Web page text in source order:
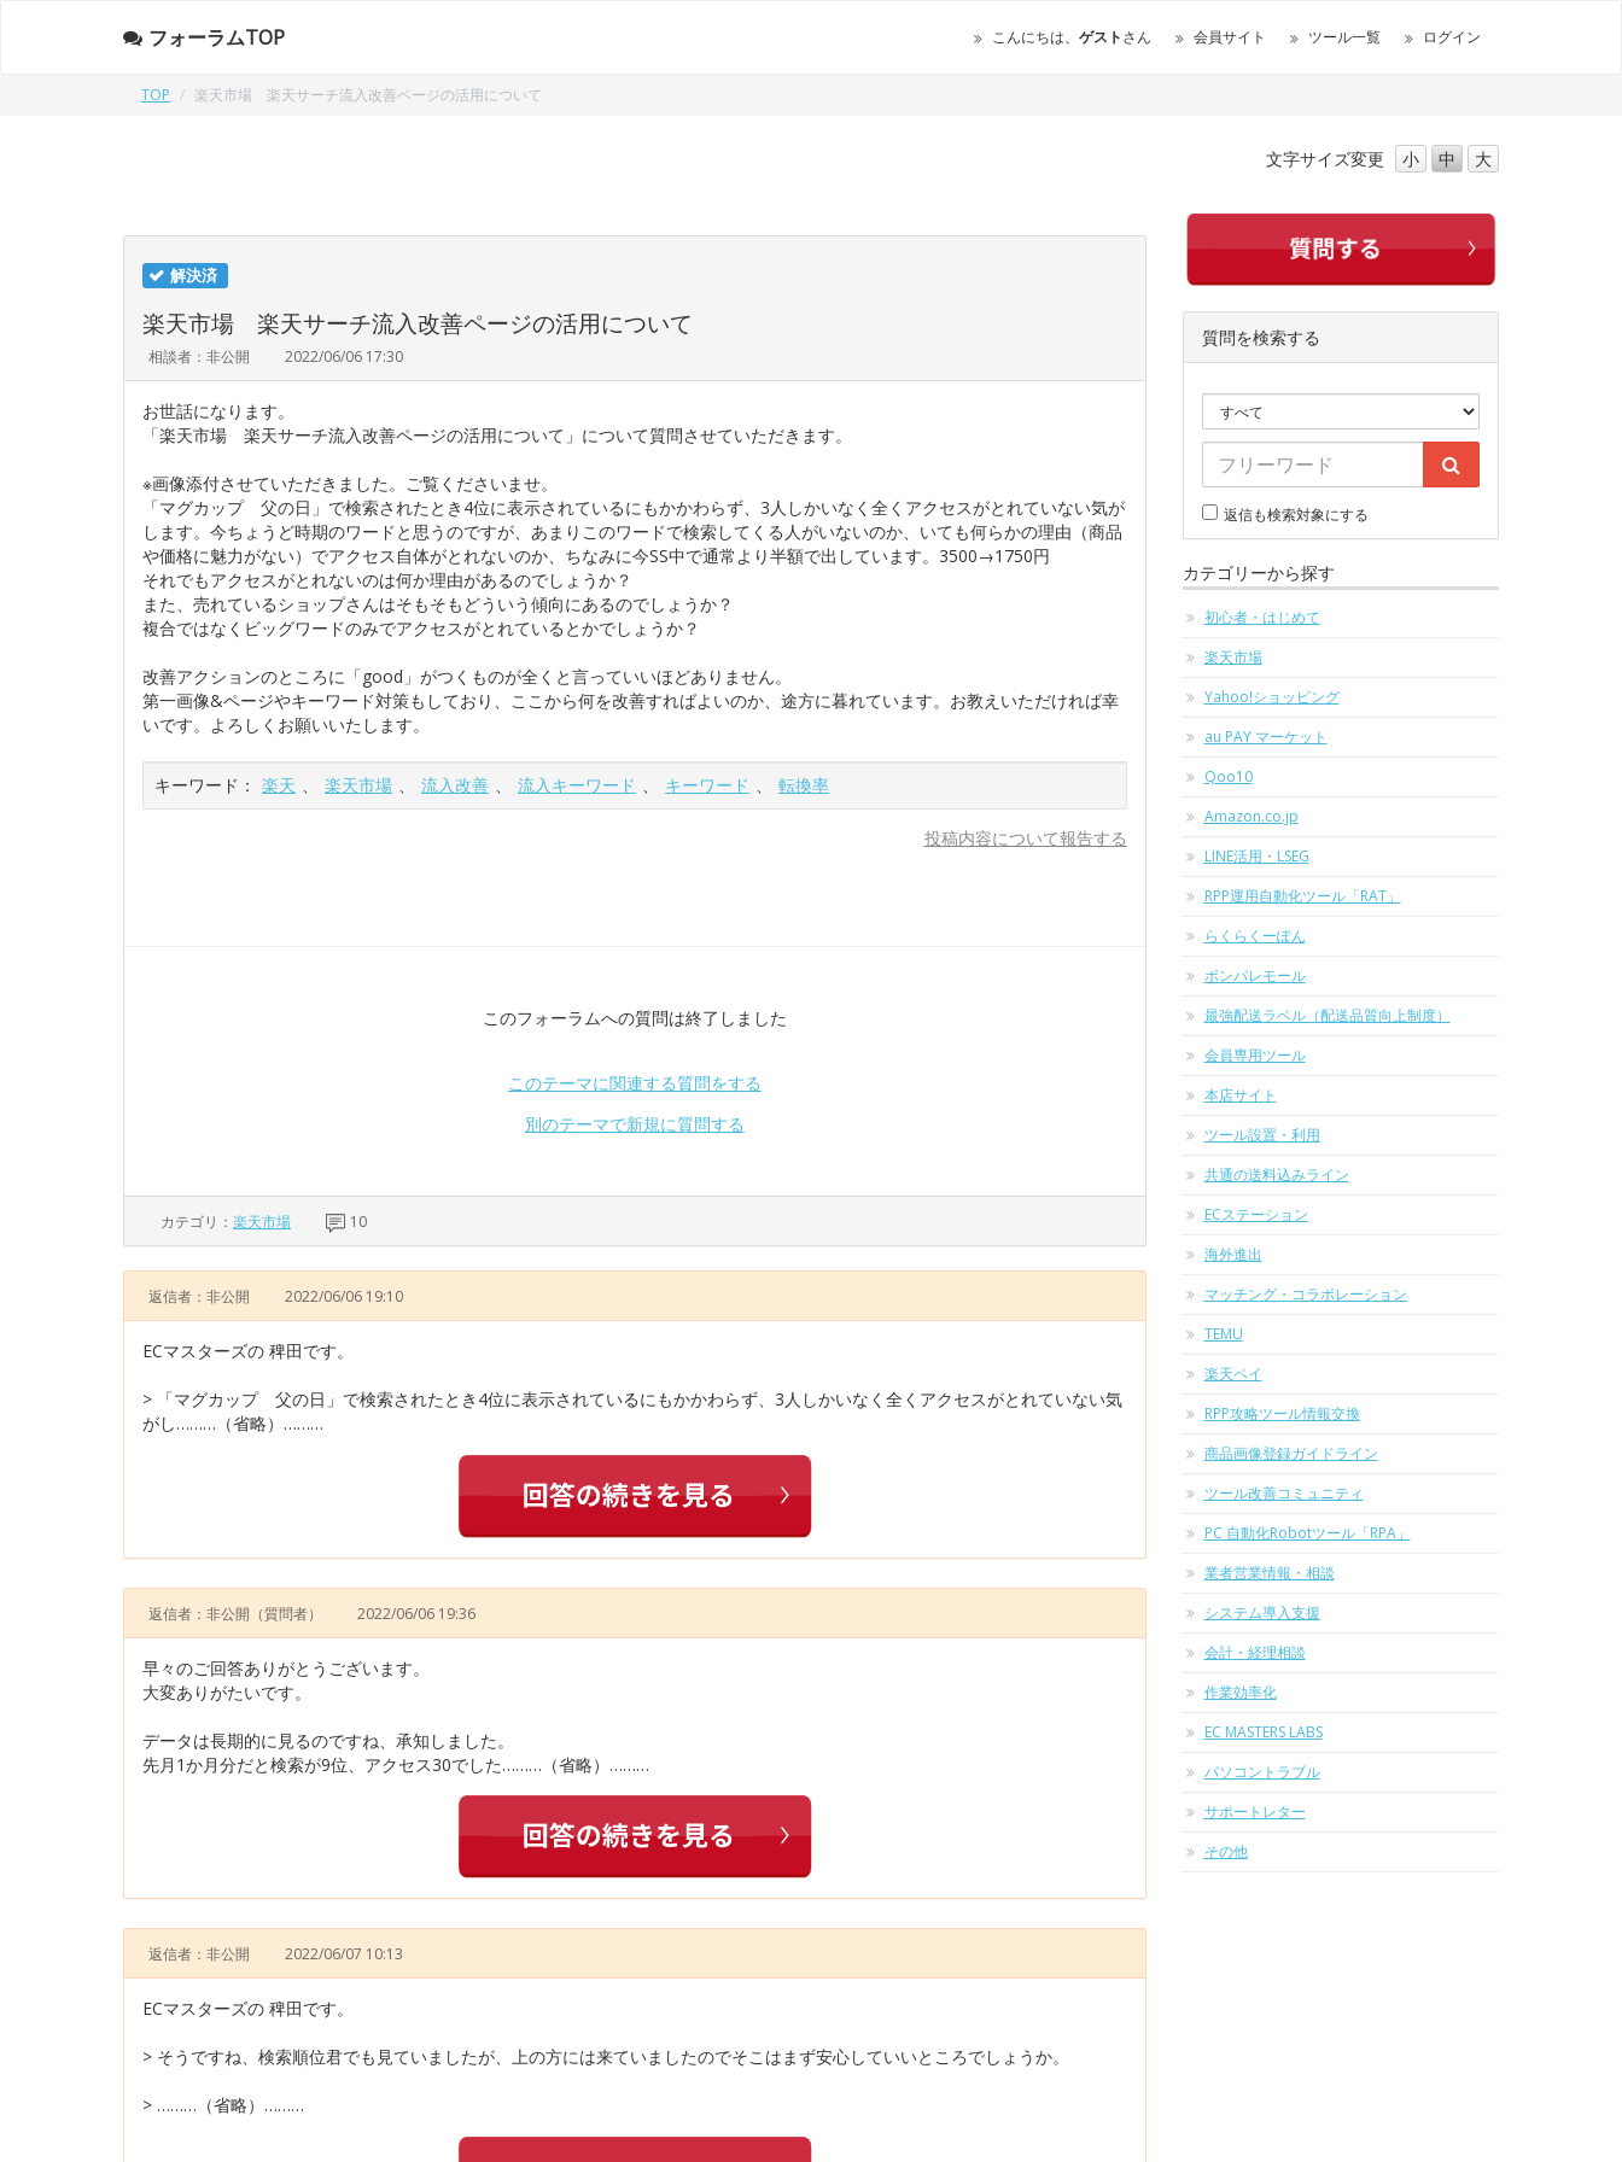
フォーラムTOP こんにちは、 ゲストさん 会員サイト ツール一覧 ログイン
TOP 楽天市場 楽天サーチ流入改善ページの活用について
文字サイズ変更 小 中 大
解決済
楽天市場 楽天サーチ流入改善ページの活用について
相談者：非公開 2022/06/06 17:30
お世話になります。
「楽天市場 楽天サーチ流入改善ページの活用について」について質問させていただきます。
※画像添付させていただきました。ご覧くださいませ。
「マグカップ 父の日」で検索されたとき4位に表示されているにもかかわらず、3人しかいなく全くアクセスがとれていない気が
します。今ちょうど時期のワードと思うのですが、あまりこのワードで検索してくる人がいないのか、いても何らかの理由（商品
や価格に魅力がない）でアクセス自体がとれないのか、ちなみに今SS中で通常より半額で出しています。3500→1750円
それでもアクセスがとれないのは何か理由があるのでしょうか？
また、売れているショップさんはそもそもどういう傾向にあるのでしょうか？
複合ではなくビッグワードのみでアクセスがとれているとかでしょうか？
改善アクションのところに「good」がつくものが全くと言っていいほどありません。
第一画像&ページやキーワード対策もしており、ここから何を改善すればよいのか、途方に暮れています。お教えいただければ幸
いです。よろしくお願いいたします。
キーワード： 楽天 、 楽天市場 、 流入改善 、 流入キーワード 、 キーワード 、 転換率
投稿内容について報告する
このフォーラムへの質問は終了しました
このテーマに関連する質問をする
別のテーマで新規に質問する
カテゴリ： 楽天市場 10
返信者：非公開 2022/06/06 19:10
ECマスターズの 稗田です。
> 「マグカップ 父の日」で検索されたとき4位に表示されているにもかかわらず、3人しかいなく全くアクセスがとれていない気
がし………（省略）………
返信者：非公開 （質問者） 2022/06/06 19:36
早々のご回答ありがとうございます。
大変ありがたいです。
データは長期的に見るのですね、承知しました。
先月1か月分だと検索が9位、アクセス30でした………（省略）………
返信者：非公開 2022/06/07 10:13
ECマスターズの 稗田です。
> そうですね、検索順位君でも見ていましたが、上の方には来ていましたのでそこはまず安心していいところでしょうか。
> ………（省略）………
質問を検索する
返信も検索対象にする
カテゴリーから探す
初心者・はじめて
楽天市場
Yahoo!ショッピング
au PAY マーケット
Qoo10
Amazon.co.jp
LINE活用・LSEG
RPP運用自動化ツール「RAT」
らくらくーぽん
ポンパレモール
最強配送ラベル（配送品質向上制度）
会員専用ツール
本店サイト
ツール設置・利用
共通の送料込みライン
ECステーション
海外進出
マッチング・コラボレーション
TEMU
楽天ペイ
RPP攻略ツール情報交換
商品画像登録ガイドライン
ツール改善コミュニティ
PC 自動化Robotツール「RPA」
業者営業情報・相談
システム導入支援
会計・経理相談
作業効率化
EC MASTERS LABS
パソコントラブル
サポートレター
その他